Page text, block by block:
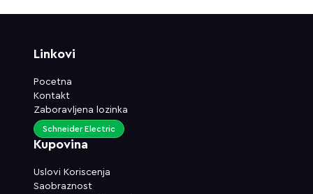
Linkovi
Pocetna
Kontakt
Zaboravljena lozinka
Kupovina
Uslovi Koriscenja
Saobraznost
Schneider Electric